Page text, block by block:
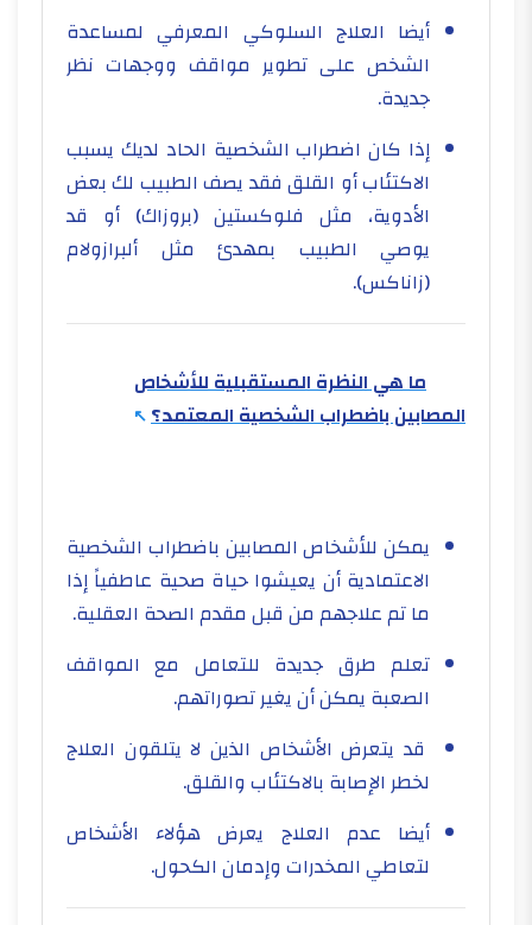
أيضا العلاج السلوكي المعرفي لمساعدة
الشخص على تطوير مواقف ووجهات نظر
جديدة.
إذا كان اضطراب الشخصية الحاد لديك يسبب
الاكتئاب أو القلق فقد يصف الطبيب لك بعض
الأدوية، مثل فلوكستين (بروزاك) أو قد
يوصي الطبيب بمهدئ مثل ألبرازولام
(زاناكس).
ما هي النظرة المستقبلية للأشخاص
المصابين باضطراب الشخصية المعتمد؟
يمكن للأشخاص المصابين باضطراب الشخصية
الاعتمادية أن يعيشوا حياة صحية عاطفياً إذا
ما تم علاجهم من قبل مقدم الصحة العقلية.
تعلم طرق جديدة للتعامل مع المواقف
الصعبة يمكن أن يغير تصوراتهم.
قد يتعرض الأشخاص الذين لا يتلقون العلاج
لخطر الإصابة بالاكتئاب والقلق.
أيضا عدم العلاج يعرض هؤلاء الأشخاص
لتعاطي المخدرات وإدمان الكحول.